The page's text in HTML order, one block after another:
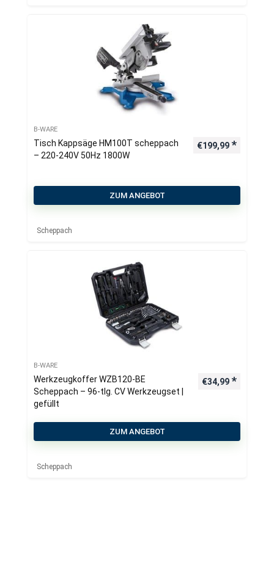
B-WARE
Tisch Kappsäge HM100T scheppach
– 220-240V 50Hz 1800W
€199,99
ZUM ANGEBOT
Scheppach
B-WARE
Werkzeugkoffer WZB120-BE
Scheppach – 96-tlg. CV Werkzeugset |
gefüllt
€34,99
ZUM ANGEBOT
Scheppach